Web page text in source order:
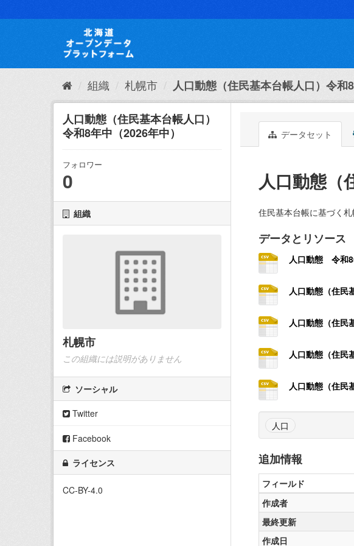
キ
て
組織 札幌市 人口動態（住民基本台帳人口）令和
人口動態（住民基本台帳人口）
令和8年中（2026年中）
フォロワー
0
組織
札幌市
この組織には説明がありません
ソーシャル
Twitter
Facebook
ライセンス
CC-BY-4.0
データセット
人口動態（
住民基本台帳に基づく
データとリソース
人口動態 令和8
人口動態（住民
人口動態（住民
人口動態（住民
人口動態（住民
人口
追加情報
フィールド
作成者
最終更新
作成日